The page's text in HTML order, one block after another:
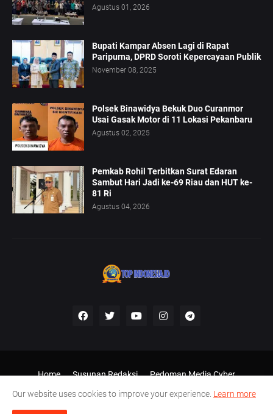
Agustus 01, 2026
Bupati Kampar Absen Lagi di Rapat
Paripurna, DPRD Soroti Kepercayaan Publik
November 08, 2025
Polsek Binawidya Bekuk Duo Curanmor
Usai Gasak Motor di 11 Lokasi Pekanbaru
Agustus 02, 2025
Pemkab Rohil Terbitkan Surat Edaran
Sambut Hari Jadi ke-69 Riau dan HUT ke-
81 Ri
Agustus 04, 2026
Shared by -
Home Susunan Redaksi
Pedoman Media Cyber
Disclaimer
Our website uses cookies to improve your experience. Learn more